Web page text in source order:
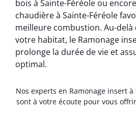
bois à Sainte-Féréole ou
chaudière à Sainte-Féréole
meilleure combustion. Au-
votre habitat, le Ramonage
prolonge la durée de vie et
optimal.
Nos experts en Ramonage insert à
sont à votre écoute pour vous